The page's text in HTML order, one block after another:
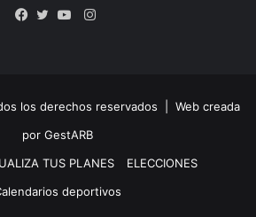
Instagram
los derechos reservados | Web creada
por GestARB
TUS PLANES
ELECCIONES
deportivos